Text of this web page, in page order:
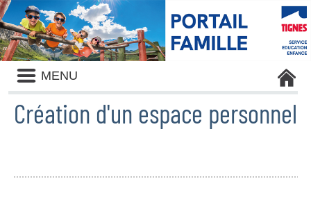
Liste
des
avertissements
MENU
Création d'un espace personnel